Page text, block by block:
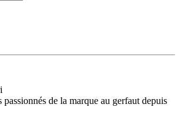
passionnés de la marque au gerfaut depuis